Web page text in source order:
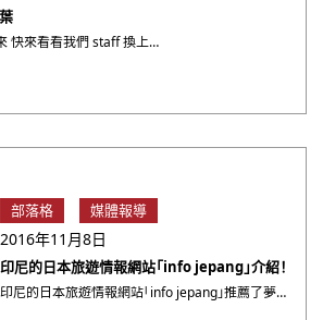
迷人的京都紅葉季已到來 快來看看我們 staff 換上和服拍下的紅葉美景吧！ [12/20前期間限定]16點後 ・・・
部落格 媒體報導
2016年11月8日
印尼的日本旅遊情報網站「info jepang」介紹！
印尼的日本旅遊情報網站「info jepang」推薦了夢館的和服體驗。 內容詳盡的紀錄了體驗過程，以及讚賞夢館 ・・・